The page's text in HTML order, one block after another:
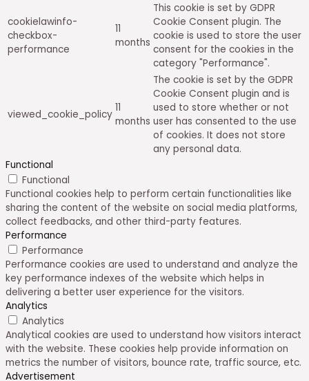
cookielawinfo-
checkbox-
performance
11
months
This cookie is set by GDPR
Cookie Consent plugin. The
cookie is used to store the user
consent for the cookies in the
category "Performance".
viewed_cookie_policy
11
months
The cookie is set by the GDPR
Cookie Consent plugin and is
used to store whether or not
user has consented to the use
of cookies. It does not store
any personal data.
Functional
Functional
Functional cookies help to perform certain functionalities like
sharing the content of the website on social media platforms,
collect feedbacks, and other third-party features.
Performance
Performance
Performance cookies are used to understand and analyze the
key performance indexes of the website which helps in
delivering a better user experience for the visitors.
Analytics
Analytics
Analytical cookies are used to understand how visitors interact
with the website. These cookies help provide information on
metrics the number of visitors, bounce rate, traffic source, etc.
Advertisement